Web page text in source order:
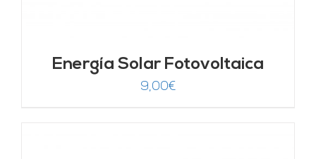
Energía Solar Fotovoltaica
9,00€